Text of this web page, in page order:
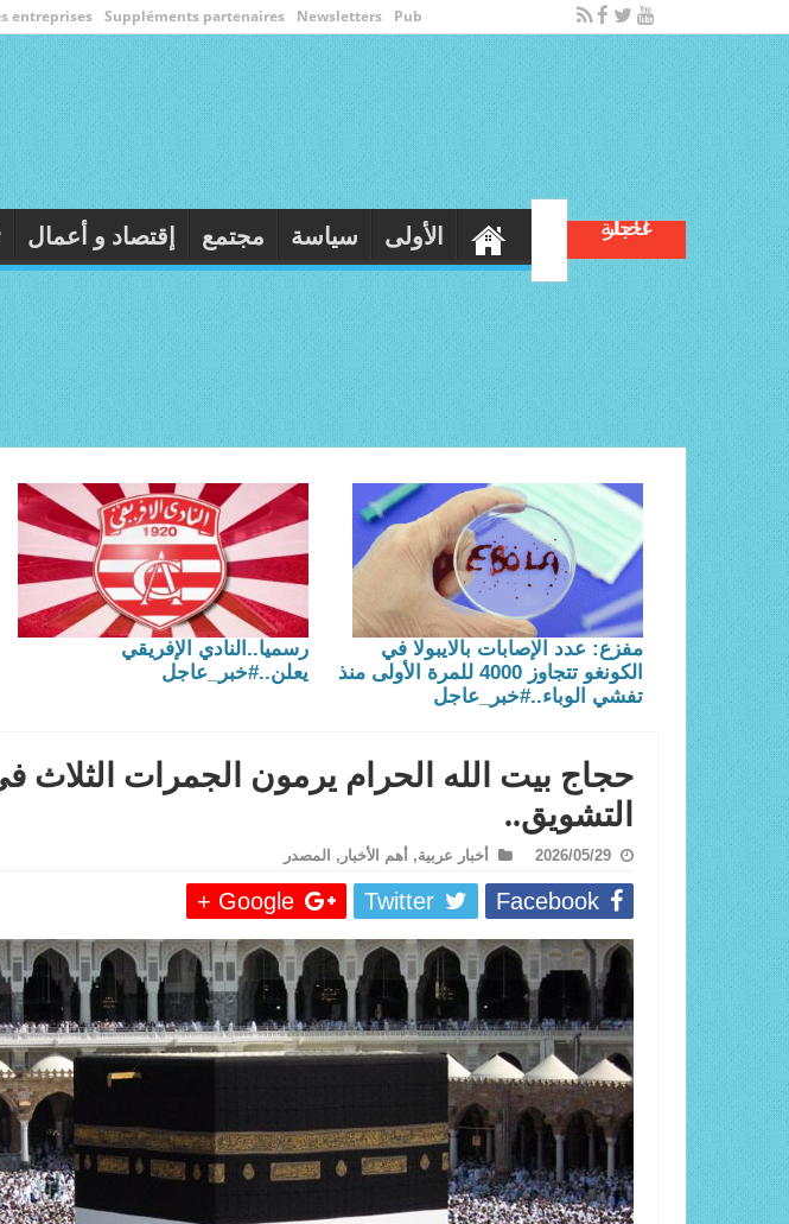
entreprises Suppléments partenaires Newsletters Pub
أخبار عاجلة
عاجل/ رسميا: الترفيع في المنحة المالية
الأولى سياسة مجتمع
رسميا..النادي الإفريقي
يعلن..#خبر_عاجل
مفزع: عدد الإصابات بالايبولا في
الكونغو تتجاوز 4000 للمرة الأولى منذ
تفشي الوباء..#خبر_عاجل
حجاج بيت الله الحرام يرمون الجمرات الثلاث
التشويق..
2026/05/29 أخبار عربية, أهم الأخبار , المصدر
Facebook
Twitter
Google +